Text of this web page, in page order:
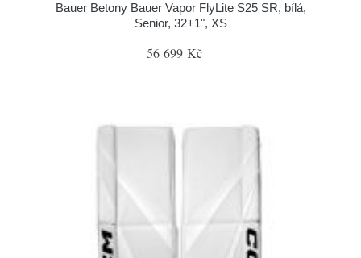
Bauer Betony Bauer Vapor FlyLite S25 SR, bílá,
Senior, 32+1", XS
56 699 Kč